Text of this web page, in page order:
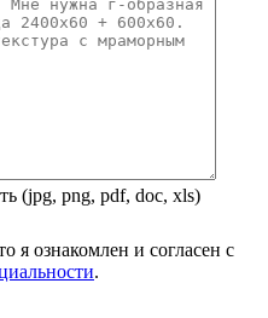
(jpg, png, pdf, doc, xls)
я ознакомлен и согласен с
.